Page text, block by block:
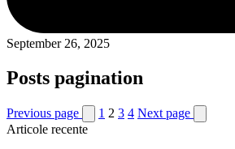
September 26, 2025
Posts pagination
Previous page 1 2 3 4 Next page
Articole recente